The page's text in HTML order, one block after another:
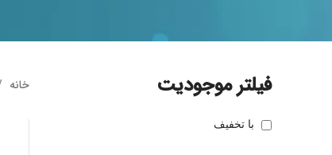
فیلتر موجودیت
با تخفیف
خانه